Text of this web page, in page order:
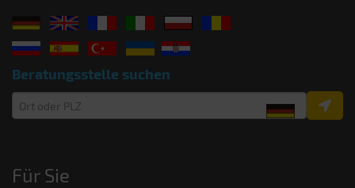
Beratungsstelle suchen
Für Sie